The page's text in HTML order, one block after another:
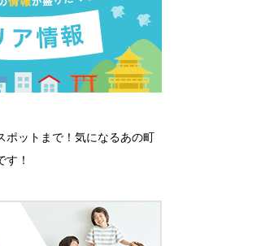
ポットまで！気になるあの町
す！